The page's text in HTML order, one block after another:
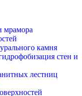
мрамора
камня
стен и
лестниц